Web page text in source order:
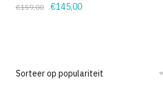
€159,00 €145,00